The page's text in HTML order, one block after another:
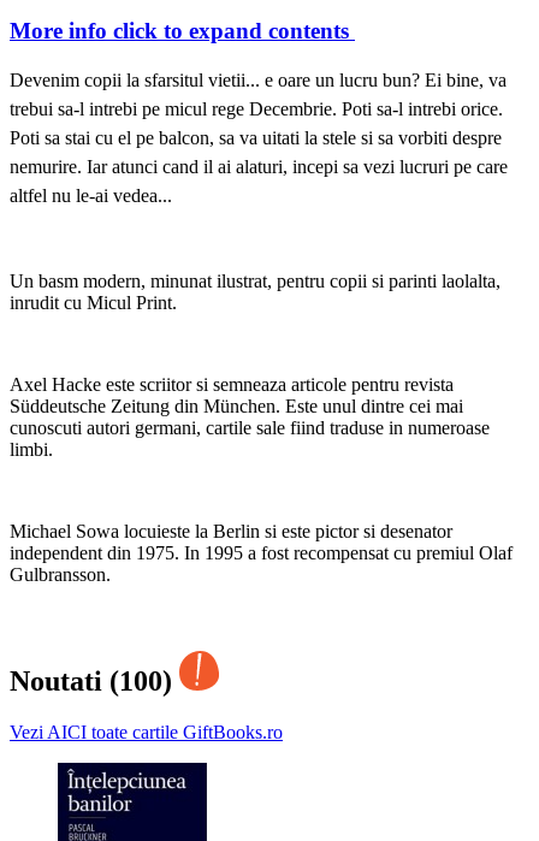
More info click to expand contents
Devenim copii la sfarsitul vietii... e oare un lucru bun? Ei bine, va
trebui sa-l intrebi pe micul rege Decembrie. Poti sa-l intrebi orice.
Poti sa stai cu el pe balcon, sa va uitati la stele si sa vorbiti despre
nemurire. Iar atunci cand il ai alaturi, incepi sa vezi lucruri pe care
altfel nu le-ai vedea...
Un basm modern, minunat ilustrat, pentru copii si parinti laolalta,
inrudit cu Micul Print.
Axel Hacke este scriitor si semneaza articole pentru revista
Süddeutsche Zeitung din München. Este unul dintre cei mai
cunoscuti autori germani, cartile sale fiind traduse in numeroase
limbi.
Michael Sowa locuieste la Berlin si este pictor si desenator
independent din 1975. In 1995 a fost recompensat cu premiul Olaf
Gulbransson.
Noutati (100)
Vezi AICI toate cartile GiftBooks.ro